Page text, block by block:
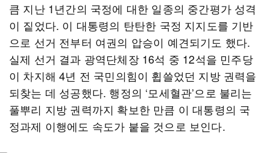
큼 지난 1년간의 국정에 대한 일종의 중간평가 성격
이 짙었다. 이 대통령의 탄탄한 국정 지지도를 기반
으로 선거 전부터 여권의 압승이 예견되기도 했다.
실제 선거 결과 광역단체장 16석 중 12석을 민주당
이 차지해 4년 전 국민의힘이 휩쓸었던 지방 권력을
되찾는 데 성공했다. 행정의 ‘모세혈관’으로 불리는
풀뿌리 지방 권력까지 확보한 만큼 이 대통령의 국
정과제 이행에도 속도가 붙을 것으로 보인다.